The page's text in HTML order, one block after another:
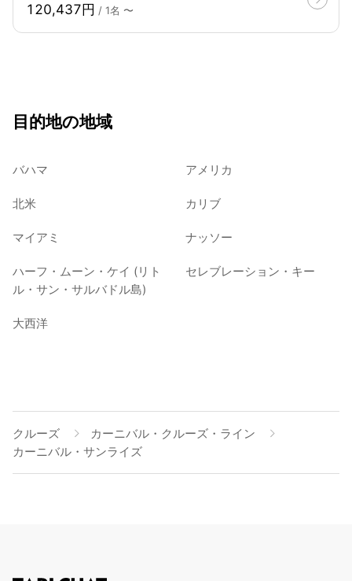
120,437円 / 1名 〜
目的地の地域
バハマ アメリカ
北米 カリブ
マイアミ ナッソー
ハーフ・ムーン・ケイ (リト
ル・サン・サルバドル島)
セレブレーション・キー
大西洋
クルーズ
カーニバル・クルーズ・ライン
カーニバル・サンライズ